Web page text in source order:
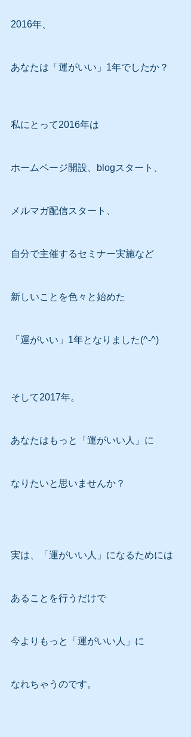
2016年、
あなたは「運がいい」1年でしたか？
私にとって2016年は
ホームページ開設、blogスタート、
メルマガ配信スタート、
自分で主催するセミナー実施など
新しいことを色々と始めた
「運がいい」1年となりました(^-^)
そして2017年。
あなたはもっと「運がいい人」に
なりたいと思いませんか？
実は、「運がいい人」になるためには
あることを行うだけで
今よりもっと「運がいい人」に
なれちゃうのです。